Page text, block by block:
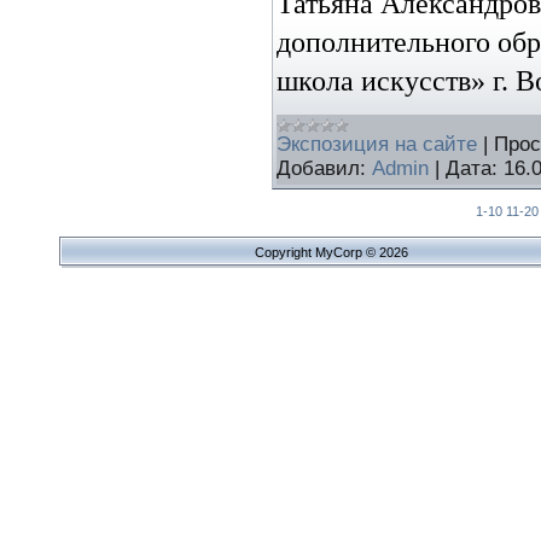
дополнительного
школа искусств» г.
Экспозиция на сайте
Добавил: Admin Дата:
1-10 11-20
Copyright MyCorp © 2026